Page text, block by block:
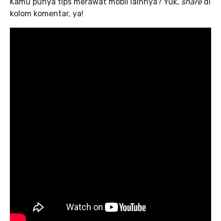
kolom komentar, ya!